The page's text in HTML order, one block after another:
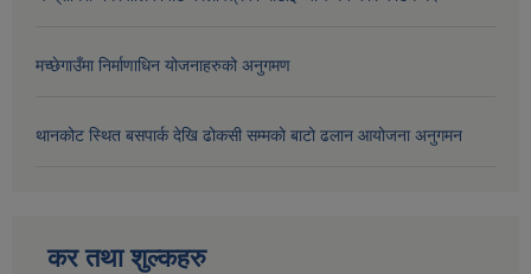
मच्छेगाउँमा निर्माणाधिन योजनाहरुको अनुगमण
थानकोट स्थित बसपार्क देखि ढोकसी सम्मको बाटो ढलान आयोजना अनुगमन
कर तथा शुल्कहरु